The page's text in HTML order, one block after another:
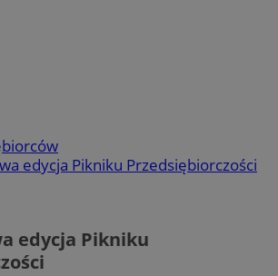
edycja Pikniku Przedsiębiorczości
edycja Pikniku